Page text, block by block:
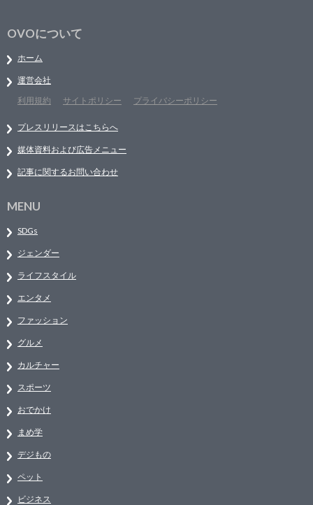
OVOについて
ホーム
運営会社
利用規約
サイトポリシー プライバシーポリシー
プレスリリースはこちらへ
媒体資料および広告メニュー
記事に関するお問い合わせ
MENU
SDGs
ジェンダー
ライフスタイル
エンタメ
ファッション
グルメ
カルチャー
スポーツ
おでかけ
まめ学
デジもの
ペット
ビジネス